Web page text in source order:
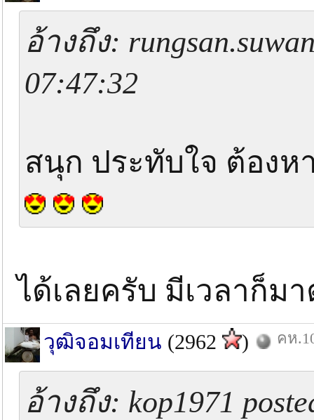
อ้างถึง:
07:47:32
สนุก ประทับใจ ต้อง
ได้เลยครับ มีเวลาก็
วุฒิจอมเทียน (2962 ) คห
อ้างถึง: kop1971